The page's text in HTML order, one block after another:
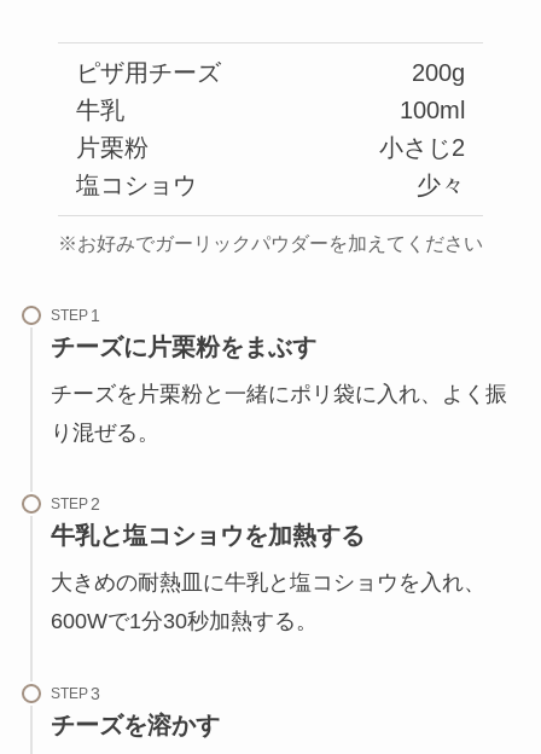
ピザ用チーズ
牛乳
片栗粉
塩コショウ
200g
100ml
小さじ2
少々
※お好みでガーリックパウダーを加えてください
STEP
チーズに片栗粉をまぶす
チーズを片栗粉と一緒にポリ袋に入れ、よく振
り混ぜる。
STEP
牛乳と塩コショウを加熱する
大きめの耐熱皿に牛乳と塩コショウを入れ、
600Wで1分30秒加熱する。
STEP
チーズを溶かす